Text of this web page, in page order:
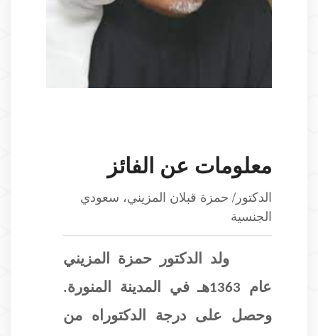
معلومات عن الفائز
الدكتور/ حمزة قبلان المزيني، سعودي
الجنسية
ولد الدكتور حمزة المزيني
عام 1363هـ في المدينة المنورة.
وحصل على درجة الدكتوراه من